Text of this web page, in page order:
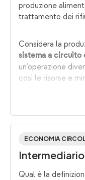
produzione
trattamento dei
Considera la
sistema a circuito
un’operazione
così le risorse e
ECONOMIA
Qual è la